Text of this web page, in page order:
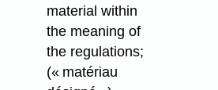
material within
the meaning of
the regulations;
(« matériau